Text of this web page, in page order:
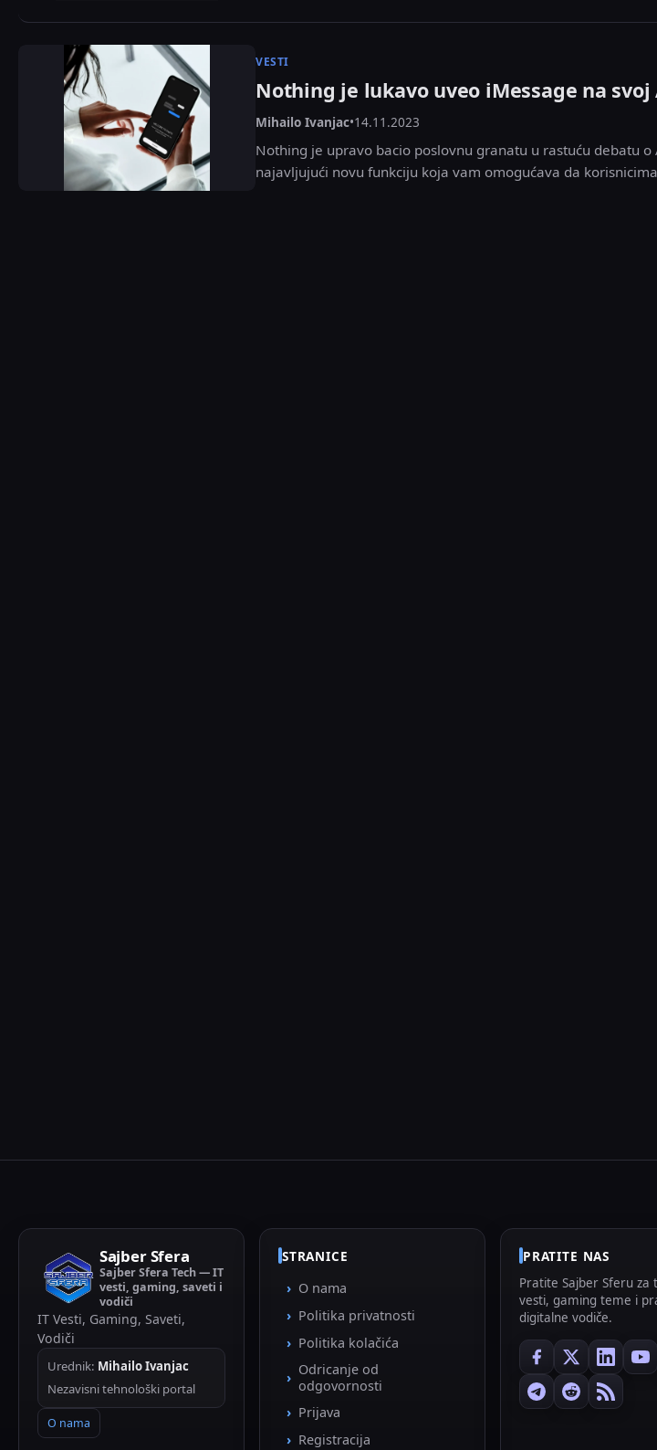
VESTI
Nothing je lukavo uveo iMessage na
Mihailo Ivanjac•14.11.2023
Nothing je upravo bacio poslovnu granatu u rastuću debatu o
najavljujući novu funkciju koja vam omogućava da
Sajber Sfera
Sajber Sfera Tech — IT
vesti, gaming, saveti i
vodiči
IT Vesti, Gaming, Saveti,
Vodiči
Urednik: Mihailo Ivanjac
Nezavisni tehnološki portal
O nama
STRANICE
O nama
Politika privatnosti
Politika kolačića
Odricanje od
odgovornosti
Prijava
Registracija
PRATITE NAS
Pratite Sajber Sferu za
vesti, gaming teme i
digitalne vodiče.